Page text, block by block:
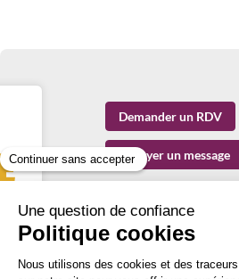
Demander un RDV
Envoyer un message